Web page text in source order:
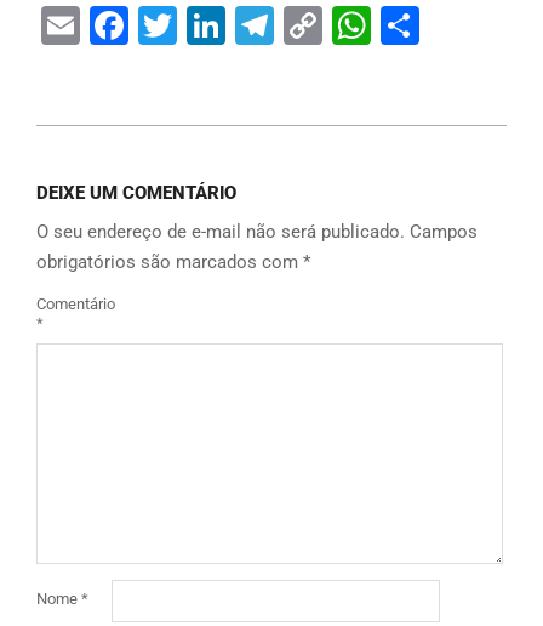
EmailFacebook
Twitter
LinkedIn
Telegram
Copy
DEIXE UM COMENTÁRIO
O seu endereço de e-mail não será publicado. Campos
obrigatórios são marcados com *
Comentário
*
Nome *